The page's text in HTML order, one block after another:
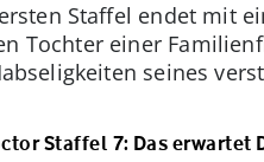
Staffel endet mit
Tochter einer
seines
Staffel 7: Das erwartet